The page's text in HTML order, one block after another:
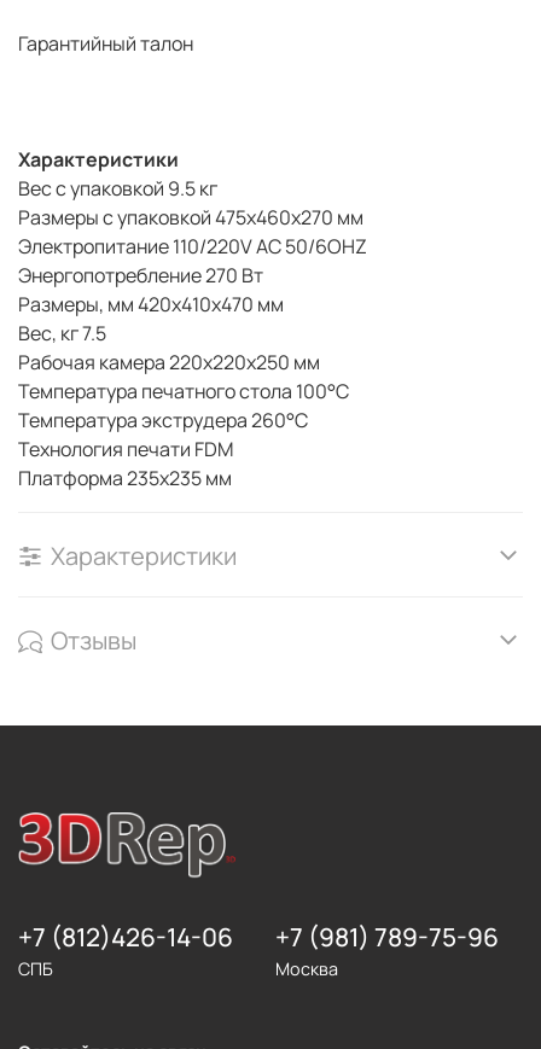
Гарантийный талон
Характеристики
Вес с упаковкой 9.5 кг
Размеры с упаковкой 475х460х270 мм
Электропитание 110/220V AC 50/6OHZ
Энергопотребление 270 Вт
Размеры, мм 420х410х470 мм
Вес, кг 7.5
Рабочая камера 220х220х250 мм
Температура печатного стола 100°C
Температура экструдера 260°C
Технология печати FDM
Платформа 235х235 мм
Характеристики
Отзывы
+7 (812)426-14-06
СПБ
+7 (981) 789-75-96
Москва